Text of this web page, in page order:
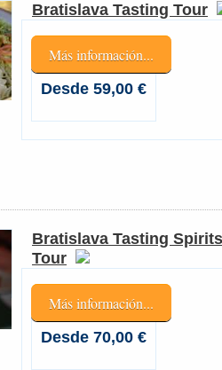
Bratislava Tasting Tour
Más información...
Desde 59,00 €
Bratislava Tasting
Tour
Más información...
Desde 70,00 €